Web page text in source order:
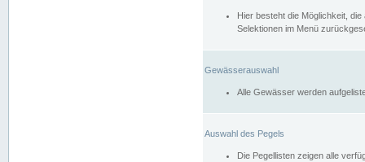
Hier besteht die Möglichkeit,
Selektionen im Menü
Gewässerauswahl
Alle Gewässer werden
Auswahl des Pegels
Die Pegellisten zeigen alle